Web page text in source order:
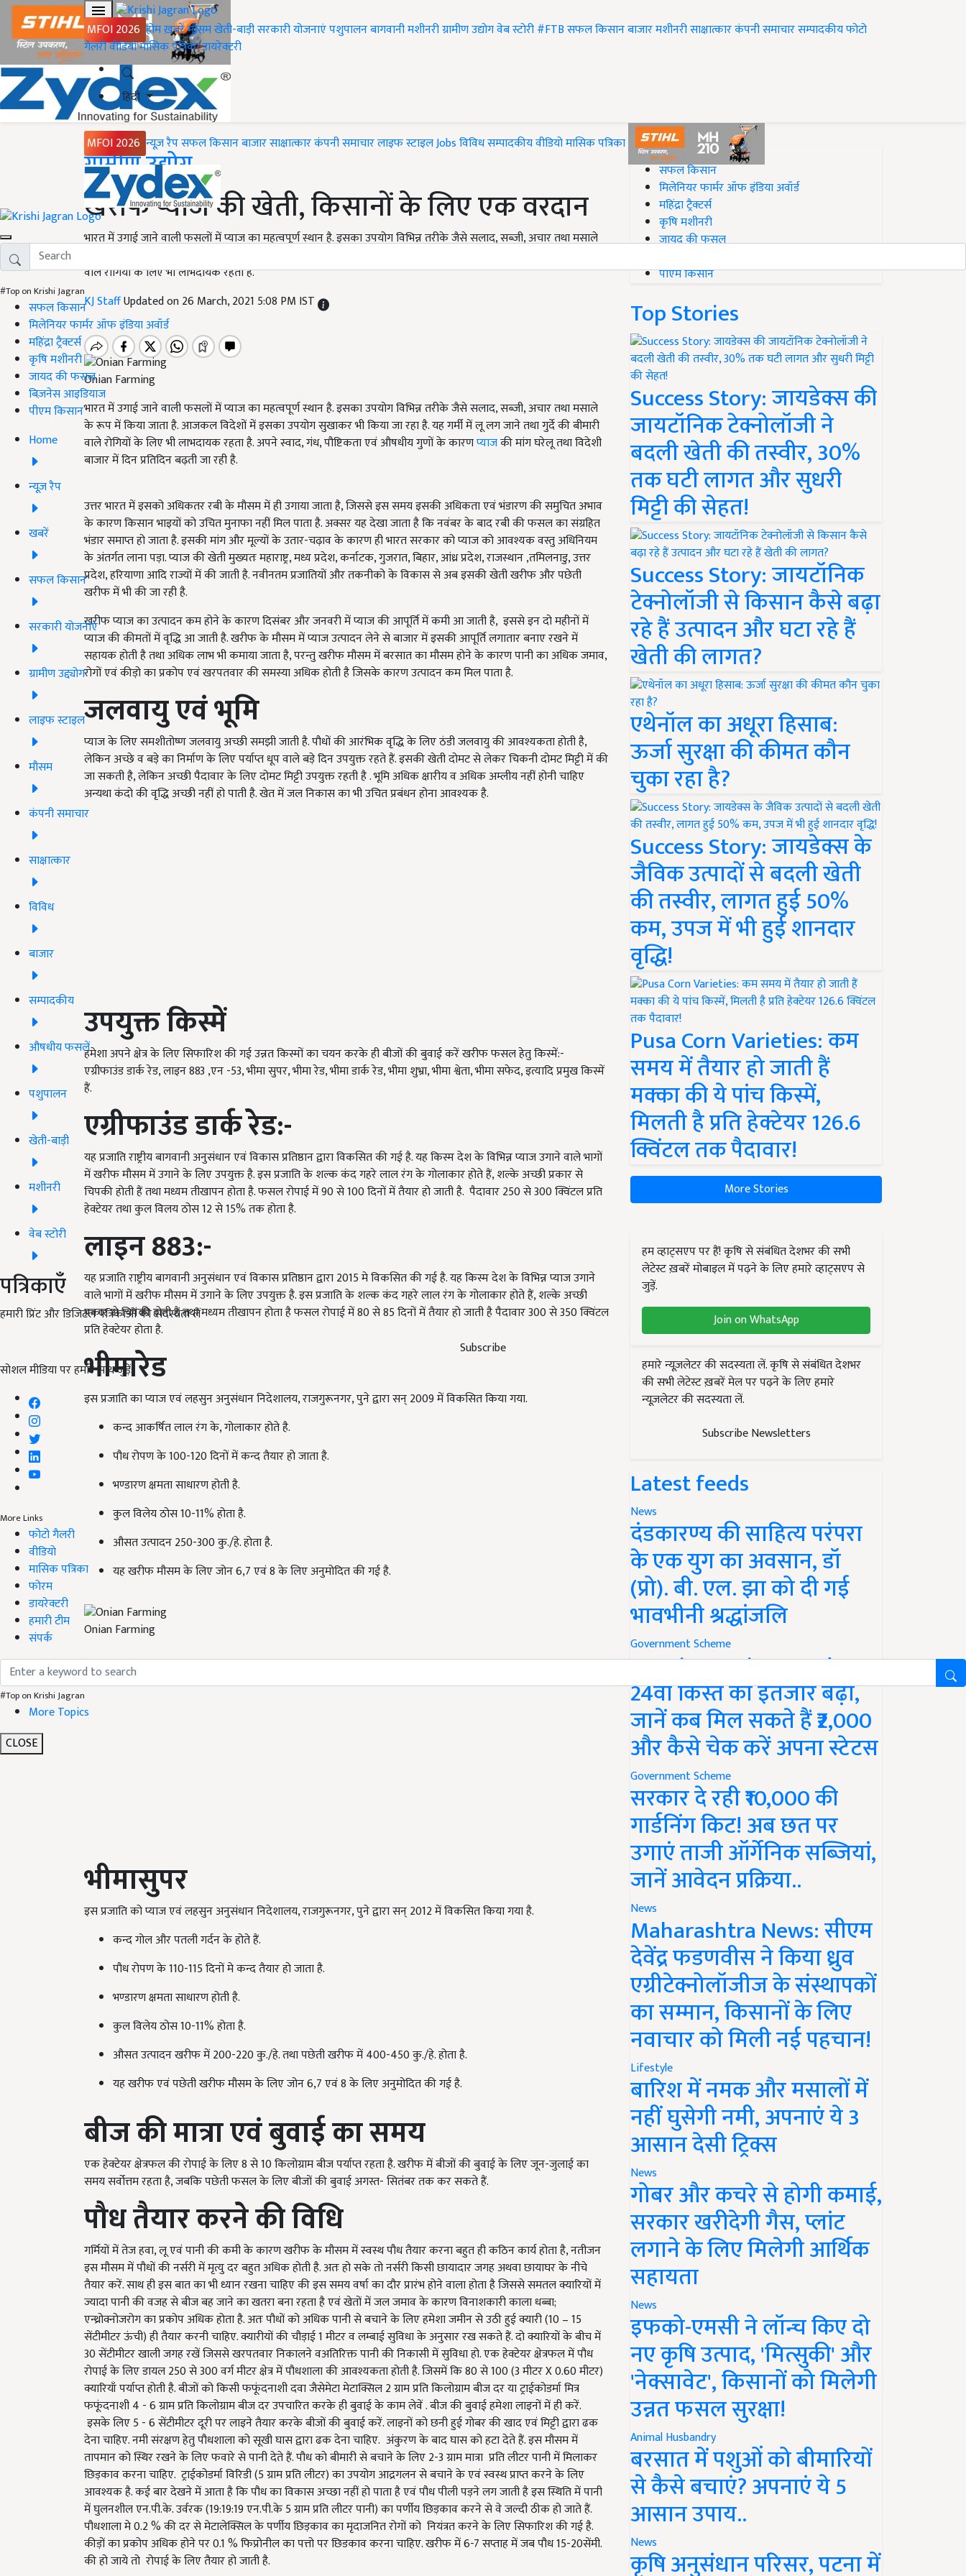
MFOI 2026 होमख़बरेंमौसमखेती-बाड़ीसरकारी योजनाएंपशुपालनबागवानीमशीनरीग्रामीण उद्योगवेब स्टोरी#FTBसफल किसानबाजारमशीनरीसाक्षात्कारकंपनी समाचारसम्पादकीयफोटो
गैलरीवीडियोमासिक पत्रिकाडायरेक्टरी
हिंदी
MFOI 2026 न्यूज़ रैपसफल किसानबाजारसाक्षात्कारकंपनी समाचारलाइफ स्टाइलJobsविविधसम्पादकीयवीडियोमासिक पत्रिका
#Top on Krishi Jagran
सफल किसान
मिलेनियर फार्मर ऑफ इंडिया अवॉर्ड
महिंद्रा ट्रैक्टर्स
कृषि मशीनरी
जायद की फसल
बिज़नेस आइडियाज
पीएम किसान
Home
न्यूज़ रैप
खबरें
सफल किसान
सरकारी योजनाएं
ग्रामीण उद्द्योग
लाइफ स्टाइल
मौसम
कंपनी समाचार
साक्षात्कार
विविध
बाजार
सम्पादकीय
औषधीय फसलें
पशुपालन
खेती-बाड़ी
मशीनरी
वेब स्टोरी
पत्रिकाएँ
हमारी प्रिंट और डिजिटल पत्रिकाओं की सदस्यता लें
Subscribe
सोशल मीडिया पर हमारे साथ जुड़ें:
More Links
फोटो गैलरी
वीडियो
मासिक पत्रिका
फोरम
डायरेक्टरी
हमारी टीम
संपर्क
#Top on Krishi Jagran
More Topics
CLOSE
Home
ग्रामीण उद्योग
खरीफ प्याज की खेती, किसानों के लिए एक वरदान
भारत में उगाई जाने वाली फसलों में प्याज का महत्वपूर्ण स्थान है. इसका उपयोग विभिन्न तरीके जैसे सलाद, सब्जी, अचार तथा मसाले
वाले रोगियों के लिए भी लाभदायक रहता है.
KJ StaffUpdated on 26 March, 2021 5:08 PM IST
Onian Farming
भारत में उगाई जाने वाली फसलों में प्याज का महत्वपूर्ण स्थान है. इसका उपयोग विभिन्न तरीके जैसे सलाद, सब्जी, अचार तथा मसाले
के रूप में किया जाता है. आजकल विदेशों में इसका उपयोग सुखाकर भी किया जा रहा है. यह गर्मी में लू लग जाने तथा गुर्दे की बीमारी
वाले रोगियों के लिए भी लाभदायक रहता है. अपने स्वाद, गंध, पौष्टिकता एवं औषधीय गुणों के कारणप्याजकी मांग घरेलू तथा विदेशी
बाजार में दिन प्रतिदिन बढ़ती जा रही है.
उत्तर भारत में इसको अधिकतर रबी के मौसम में ही उगाया जाता है, जिससे इस समय इसकी अधिकता एवं भंडारण की समुचित अभाव
के कारण किसान भाइयों को उचित मुनाफा नहीं मिल पाता है. अक्सर यह देखा जाता है कि नवंबर के बाद रबी की फसल का संग्रहित
भंडार समाप्त हो जाता है. इसकी मांग और मूल्यों के उतार-चढ़ाव के कारण ही भारत सरकार को प्याज को आवश्यक वस्तु अधिनियम
के अंतर्गत लाना पड़ा. प्याज की खेती मुख्यतः महाराष्ट्र, मध्य प्रदेश, कर्नाटक, गुजरात, बिहार, आंध्र प्रदेश, राजस्थान ,तमिलनाडु, उत्तर
प्रदेश, हरियाणा आदि राज्यों में की जाती है. नवीनतम प्रजातियों और तकनीको के विकास से अब इसकी खेती खरीफ और पछेती
खरीफ में भी की जा रही है.
खरीफ प्याज का उत्पादन कम होने के कारण दिसंबर और जनवरी में प्याज की आपूर्ति में कमी आ जाती है,इससे इन दो महीनों में
प्याज की कीमतों में वृद्धि आ जाती है. खरीफ के मौसम में प्याज उत्पादन लेने से बाजार में इसकी आपूर्ति लगातार बनाए रखने में
सहायक होती है तथा अधिक लाभ भी कमाया जाता है, परन्तु खरीफ मौसम में बरसात का मौसम होने के कारण पानी का अधिक जमाव,
रोगों एवं कीड़ो का प्रकोप एवं खरपतवार की समस्या अधिक होती है जिसके कारण उत्पादन कम मिल पाता है.
जलवायु एवं भूमि
प्याज के लिए समशीतोष्ण जलवायु अच्छी समझी जाती है. पौधों की आरंभिक वृद्धि के लिए ठंडी जलवायु की आवश्यकता होती है,
लेकिन अच्छे व बड़े का निर्माण के लिए पर्याप्त धूप वाले बड़े दिन उपयुक्त रहते हैं. इसकी खेती दोमट से लेकर चिकनी दोमट मिट्टी में की
जा सकती है, लेकिन अच्छी पैदावार के लिए दोमट मिट्टी उपयुक्त रहती है . भूमि अधिक क्षारीय व अधिक अम्लीय नहीं होनी चाहिए
अन्यथा कंदो की वृद्धि अच्छी नहीं हो पाती है. खेत में जल निकास का भी उचित प्रबंधन होना आवश्यक है.
उपयुक्त किस्में
हमेशा अपने क्षेत्र के लिए सिफारिश की गई उन्नत किस्मों का चयन करके ही बीजों की बुवाई करें खरीफ फसल हेतु किस्में:-
एग्रीफाउंड डार्क रेड, लाइन 883 ,एन -53, भीमा सुपर, भीमा रेड, भीमा डार्क रेड, भीमा शुभ्रा, भीमा श्वेता, भीमा सफेद, इत्यादि प्रमुख किस्में
हैं.
एग्रीफाउंड डार्क रेड:-
यह प्रजाति राष्ट्रीय बागवानी अनुसंधान एवं विकास प्रतिष्ठान द्वारा विकसित की गई है.यह किस्म देश के विभिन्न प्याज उगाने वाले भागों
में खरीफ मौसम में उगाने के लिए उपयुक्त है.इस प्रजाति के शल्क कंद गहरे लाल रंग के गोलाकार होते हैं,शल्के अच्छी प्रकार से
चिपकी होती हैं तथा मध्यम तीखापन होता है. फसल रोपाई में90से100दिनों में तैयार हो जाती है. पैदावार 250 से300क्विंटल प्रति
हेक्टेयर तथा कुल विलय ठोस12से15%तक होता है.
लाइन883:-
यह प्रजाति राष्ट्रीय बागवानी अनुसंधान एवं विकास प्रतिष्ठान द्वारा 2015मे विकसित की गई है.यह किस्म देश के विभिन्न प्याज उगाने
वाले भागों में खरीफ मौसम में उगाने के लिए उपयुक्त है.इस प्रजाति के शल्क कंद गहरे लाल रंग के गोलाकार होते हैं,शल्के अच्छी
प्रकार से चिपकी होती हैं तथा मध्यम तीखापन होता है फसल रोपाई में80से85दिनों में तैयार हो जाती है पैदावार300से350क्विंटल
प्रति हेक्टेयर होता है.
भीमारेड
इस प्रजाति का प्याज एवं लहसुन अनुसंधान निदेशालय, राजगुरूनगर, पुने द्वारा सन् 2009 में विकसित किया गया.
कन्द आकर्षित लाल रंग के, गोलाकार होते है.
पौध रोपण के 100-120 दिनों में कन्द तैयार हो जाता है.
भण्डारण क्षमता साधारण होती है.
कुल विलेय ठोस 10-11% होता है.
औसत उत्पादन 250-300 कु./हे. होता है.
यह खरीफ मौसम के लिए जोन 6,7 एवं 8 के लिए अनुमोदित की गई है.
Onian Farming
भीमासुपर
इस प्रजाति को प्याज एवं लहसुन अनुसंधान निदेशालय, राजगुरूनगर, पुने द्वारा सन् 2012 में विकसित किया गया है.
कन्द गोल और पतली गर्दन के होते हैं.
पौध रोपण के 110-115 दिनों मे कन्द तैयार हो जाता है.
भण्डारण क्षमता साधारण होती है.
कुल विलेय ठोस 10-11% होता है.
औसत उत्पादन खरीफ में 200-220 कु./हे. तथा पछेती खरीफ में 400-450 कु./हे. होता है.
यह खरीफ एवं पछेती खरीफ मौसम के लिए जोन 6,7 एवं 8 के लिए अनुमोदित की गई है.
बीज की मात्रा एवं बुवाई का समय
एक हेक्टेयर क्षेत्रफल की रोपाई के लिए 8से10किलोग्राम बीज पर्याप्त रहता है.खरीफ में बीजों की बुवाई के लिए जून-जुलाई का
समय सर्वोत्तम रहता है,जबकि पछेती फसल के लिए बीजों की बुवाई अगस्त-सितंबर तक कर सकते हैं.
पौध तैयार करने की विधि
गर्मियों में तेज हवा,लू एवं पानी की कमी के कारण खरीफ के मौसम में स्वस्थ पौध तैयार करना बहुत ही कठिन कार्य होता है, नतीजन
इस मौसम में पौधों की नर्सरी में मृत्यु दर बहुत अधिक होती है. अतः हो सके तो नर्सरी किसी छायादार जगह अथवा छायाघर के नीचे
तैयार करें. साथ ही इस बात का भी ध्यान रखना चाहिए की इस समय वर्षा का दौर प्रारंभ होने वाला होता है जिससे समतल क्यारियों में
ज्यादा पानी की वजह से बीज बह जाने का खतरा बना रहता है एवं खेतों में जल जमाव के कारण विनाशकारी काला धब्बा;
एन्थ्रोक्नोजरोग का प्रकोप अधिक होता है. अतः पौधों को अधिक पानी से बचाने के लिए हमेशा जमीन से उठी हुई क्यारी (10– 15
सेंटीमीटर ऊंची) ही तैयार करनी चाहिए. क्यारीयों की चौड़ाई1मीटर व लम्बाई सुविधा के अनुसार रख सकते हैं. दो क्यारियों के बीच में
30सेंटीमीटर खाली जगह रखें जिससे खरपतवार निकालने वअतिरिक्त पानी की निकासी में सुविधा हो. एक हेक्टेयर क्षेत्रफल में पौध
रोपाई के लिए डायल 250से300वर्ग मीटर क्षेत्र में पौधशाला की आवश्यकता होती है. जिसमें कि80से100(3 मीटर X 0.60 मीटर)
क्यारियाँ पर्याप्त होती है. बीजों को किसी फफूंदनाशी दवा जैसेमेटा मेटाक्सिल2ग्राम प्रति किलोग्राम बीज दर या ट्राईकोडर्मा मित्र
फफूंदनाशी4 -6ग्राम प्रति किलोग्राम बीज दर उपचारित करके ही बुवाई के काम लेवें . बीज की बुवाई हमेशा लाइनों में ही करें.
इसके लिए5-6सेंटीमीटर दूरी पर लाइने तैयार करके बीजों की बुवाई करें. लाइनों को छनी हुई गोबर की खाद एवं मिट्टी द्वारा ढक
देना चाहिए. नमी संरक्षण हेतु पौधशाला को सूखी घास द्वारा ढक देना चाहिए. अंकुरण के बाद घास को हटा देते हैं. इस मौसम में
तापमान को स्थिर रखने के लिए फवारे से पानी देते हैं. पौध को बीमारी से बचाने के लिए 2-3ग्राम मात्रा प्रति लीटर पानी में मिलाकर
छिड़काव करना चाहिए. ट्राईकोडर्मा विरिडी (5ग्राम प्रति लीटर) का उपयोग आद्रगलन से बचाने के एवं स्वस्थ प्राप्त करने के लिए
आवश्यक है. कई बार देखने में आता है कि पौध का विकास अच्छा नहीं हो पाता है एवं पौध पीली पड़ने लग जाती है इस स्थिति में पानी
में घुलनशील एन.पी.के. उर्वरक (19:19:19 एन.पी.के 5 ग्राम प्रति लीटर पानी) का पर्णीय छिड़काव करने से वे जल्दी ठीक हो जाते हैं.
पौधशाला मे 0.2 % की दर से मेटालेक्सिल के पर्णीय छिड़काव का मृदाजनित रोगों को नियंत्रत करने के लिए सिफारिश की गई है.
कीड़ों का प्रकोप अधिक होने पर0.1 %फिप्रोनील का पत्तो पर छिडकाव करना चाहिए. खरीफ में 6-7सप्ताह में जब पौध15-20सेंमी.
की हो जाये तो रोपाई के लिए तैयार हो जाती है.
#Top on Krishi Jagran
सफल किसान
मिलेनियर फार्मर ऑफ इंडिया अवॉर्ड
महिंद्रा ट्रैक्टर्स
कृषि मशीनरी
जायद की फसल
पीएम किसान
Top Stories
Success Story: जायडेक्स की
जायटॉनिक टेक्नोलॉजी ने
बदली खेती की तस्वीर, 30%
तक घटी लागत और सुधरी
मिट्टी की सेहत!
Success Story: जायटॉनिक
टेक्नोलॉजी से किसान कैसे बढ़ा
रहे हैं उत्पादन और घटा रहे हैं
खेती की लागत?
एथेनॉल का अधूरा हिसाब:
ऊर्जा सुरक्षा की कीमत कौन
चुका रहा है?
Success Story: जायडेक्स के
जैविक उत्पादों से बदली खेती
की तस्वीर, लागत हुई 50%
कम, उपज में भी हुई शानदार
वृद्धि!
Pusa Corn Varieties: कम
समय में तैयार हो जाती हैं
मक्का की ये पांच किस्में,
मिलती है प्रति हेक्टेयर 126.6
क्विंटल तक पैदावार!
More Stories
हम व्हाट्सएप पर हैं! कृषि से संबंधित देशभर की सभी
लेटेस्ट ख़बरें मोबाइल में पढ़ने के लिए हमारे व्हाट्सएप से
जुड़ें.
Join on WhatsApp
हमारे न्यूज़लेटर की सदस्यता लें. कृषि से संबंधित देशभर
की सभी लेटेस्ट ख़बरें मेल पर पढ़ने के लिए हमारे
न्यूज़लेटर की सदस्यता लें.
Subscribe Newsletters
Latest feeds
News
दंडकारण्य की साहित्य परंपरा
के एक युग का अवसान, डॉ
(प्रो). बी. एल. झा को दी गई
भावभीनी श्रद्धांजलि
Government Scheme
PM Kisan Yojana Update:
24वीं किस्त का इंतजार बढ़ा,
जानें कब मिल सकते हैं ₹2,000
और कैसे चेक करें अपना स्टेटस
Government Scheme
सरकार दे रही ₹10,000 की
गार्डनिंग किट! अब छत पर
उगाएं ताजी ऑर्गेनिक सब्जियां,
जानें आवेदन प्रक्रिया..
News
Maharashtra News: सीएम
देवेंद्र फडणवीस ने किया ध्रुव
एग्रीटेक्नोलॉजीज के संस्थापकों
का सम्मान, किसानों के लिए
नवाचार को मिली नई पहचान!
Lifestyle
बारिश में नमक और मसालों में
नहीं घुसेगी नमी, अपनाएं ये 3
आसान देसी ट्रिक्स
News
गोबर और कचरे से होगी कमाई,
सरकार खरीदेगी गैस, प्लांट
लगाने के लिए मिलेगी आर्थिक
सहायता
News
इफको-एमसी ने लॉन्च किए दो
नए कृषि उत्पाद, 'मित्सुकी' और
'नेक्सावेट', किसानों को मिलेगी
उन्नत फसल सुरक्षा!
Animal Husbandry
बरसात में पशुओं को बीमारियों
से कैसे बचाएं? अपनाएं ये 5
आसान उपाय..
News
कृषि अनुसंधान परिसर, पटना में